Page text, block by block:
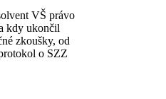
VŠ právo
kdy ukončil
zkoušky, od
o SZZ